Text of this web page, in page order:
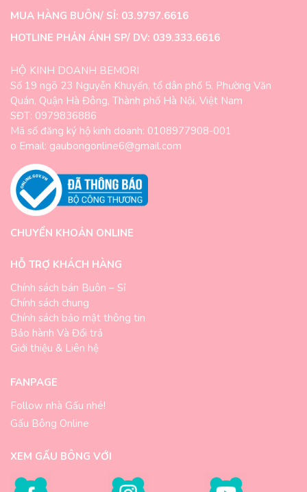
MUA HÀNG BUÔN/ SỈ: 03.9797.6616
HOTLINE PHẢN ÁNH SP/ DV: 039.333.6616
HỘ KINH DOANH BEMORI
Số 19 ngõ 23 Nguyễn Khuyến, tổ dân phố 5, Phường Văn
Quán, Quận Hà Đông, Thành phố Hà Nội, Việt Nam
SĐT: 0979836886
Mã số đăng ký hộ kinh doanh: 0108977908-001
o Email: gaubongonline6@gmail.com
CHUYỂN KHOẢN ONLINE
HỖ TRỢ KHÁCH HÀNG
Chính sách bán Buôn – Sỉ
Chính sách chung
Chính sách bảo mật thông tin
Bảo hành Và Đổi trả
Giới thiệu & Liên hệ
FANPAGE
Follow nhà Gấu nhé!
Gấu Bông Online
XEM GẤU BÔNG VỚI